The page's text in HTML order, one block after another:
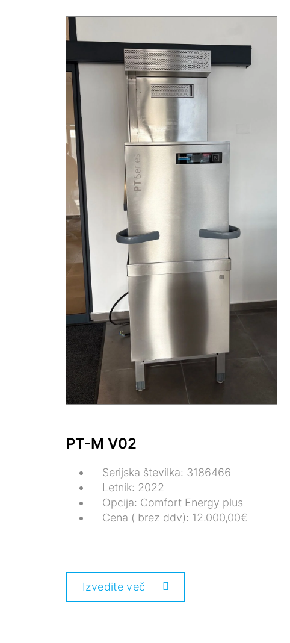
PT-M V02
Serijska številka: 3186466
Letnik: 2022
Opcija: Comfort Energy plus
Cena ( brez ddv): 12.000,00€
Izvedite več